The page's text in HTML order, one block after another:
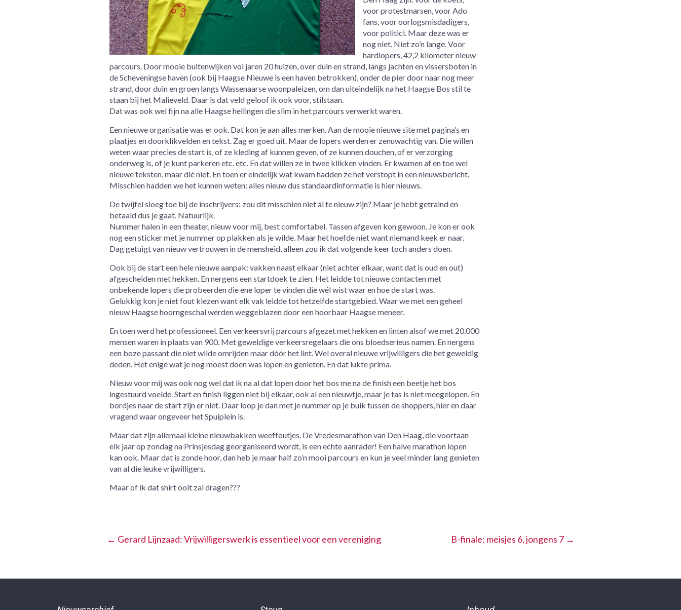
voor protestmarsen, voor Ado
fans, voor oorlogsmisdadigers,
voor politici. Maar deze was er
nog niet. Niet zo’n lange. Voor
hardlopers, 42,2 kilometer nieuw
parcours. Door mooie buitenwijken vol jaren 20 huizen, over duin en strand, langs jachten en vissersboten in
de Scheveningse haven (ook bij Haagse Nieuwe is een haven betrokken), onder de pier door naar nog meer
strand, door duin en groen langs Wassenaarse woonpaleizen, om dan uiteindelijk na het Haagse Bos stil te
staan bij het Malieveld. Daar is dat veld geloof ik ook voor, stilstaan.
Dat was ook wel fijn na alle Haagse hellingen die slim in het parcours verwerkt waren.
Een nieuwe organisatie was er ook. Dat kon je aan alles merken. Aan de mooie nieuwe site met pagina’s en
plaatjes en doorklikvelden en tekst. Zag er goed uit. Maar de lopers werden er zenuwachtig van. Die willen
weten waar precies de start is, of ze kleding af kunnen geven, of ze kunnen douchen, of er verzorging
onderweg is, of je kunt parkeren etc. etc. En dat willen ze in twee klikken vinden. Er kwamen af en toe wel
nieuwe teksten, maar dié niet. En toen er eindelijk wat kwam hadden ze het verstopt in een nieuwsbericht.
Misschien hadden we het kunnen weten: alles nieuw dus standaardinformatie is hier nieuws.
De twijfel sloeg toe bij de inschrijvers: zou dit misschien niet ál te nieuw zijn? Maar je hebt getraind en
betaald dus je gaat. Natuurlijk.
Nummer halen in een theater, nieuw voor mij, best comfortabel. Tassen afgeven kon gewoon. Je kon er ook
nog een sticker met je nummer op plakken als je wilde. Maar het hoefde niet want niemand keek er naar.
Dag getuigt van nieuw vertrouwen in de mensheid, alleen zou ik dat volgende keer toch anders doen.
Ook bij de start een hele nieuwe aanpak: vakken naast elkaar (niet achter elkaar, want dat is oud en out)
afgescheiden met hekken. En nergens een startdoek te zien. Het leidde tot nieuwe contacten met
onbekende lopers die probeerden die ene loper te vinden die wél wist waar en hoe de start was.
Gelukkig kon je niet fout kiezen want elk vak leidde tot hetzelfde startgebied. Waar we met een geheel
nieuw Haagse hoorngeschal werden weggeblazen door een hoorbaar Haagse meneer.
En toen werd het professioneel. Een verkeersvrij parcours afgezet met hekken en linten alsof we met 20.000
mensen waren in plaats van 900. Met geweldige verkeersregelaars die ons bloedserieus namen. En nergens
een boze passant die niet wilde omrijden maar dóór het lint. Wel overal nieuwe vrijwilligers die het geweldig
deden. Het enige wat je nog moest doen was lopen en genieten. En dat lukte prima.
Nieuw voor mij was ook nog wel dat ik na al dat lopen door het bos me na de finish een beetje het bos
ingestuurd voelde. Start en finish liggen niet bij elkaar, ook al een nieuwtje, maar je tas is niet meegelopen. En
bordjes naar de start zijn er niet. Daar loop je dan met je nummer op je buik tussen de shoppers, hier en daar
vragend waar ongeveer het Spuiplein is.
Maar dat zijn allemaal kleine nieuwbakken weeffoutjes. De Vredesmarathon van Den Haag, die voortaan
elk jaar op zondag na Prinsjesdag georganiseerd wordt, is een echte aanrader! Een halve marathon lopen
kan ook. Maar dat is zonde hoor, dan heb je maar half zo’n mooi parcours en kun je veel minder lang genieten
van al die leuke vrijwilligers.
Maar of ik dat shirt ooit zal dragen???
← Gerard Lijnzaad: Vrijwilligerswerk is essentieel voor een vereniging B-finale: meisjes 6, jongens 7 →